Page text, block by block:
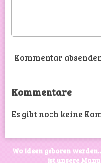
Kommentar
Kommentare
Es gibt noch keine
Wo Ideen geboren
ist unsere